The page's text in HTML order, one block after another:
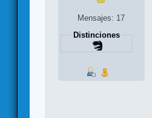
Mensajes: 17
Distinciones